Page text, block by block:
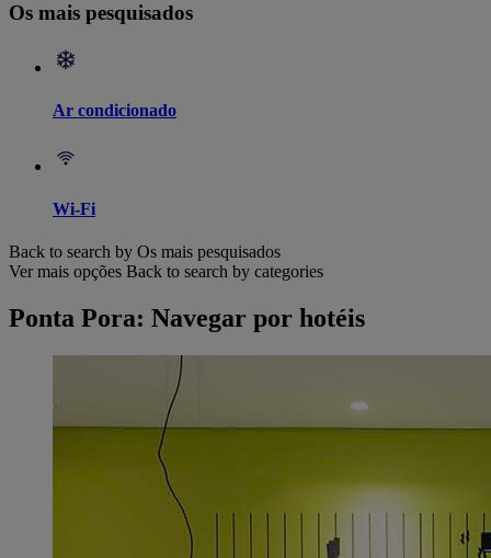
Os mais pesquisados
Ar condicionado
Wi-Fi
Back to search by Os mais pesquisados
Ver mais opções Back to search by categories
Ponta Pora: Navegar por hotéis